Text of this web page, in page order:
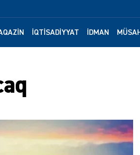
İQTISADIYYAT İDMAN